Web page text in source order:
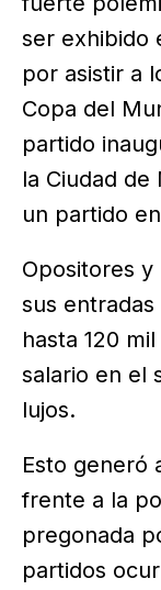
ser exhibido
por asistir a
Copa del
partido
la Ciudad
un partido
Opositores
sus
hasta 120
salario en el
lujos.
Esto generó
frente a la
pregonada
partidos